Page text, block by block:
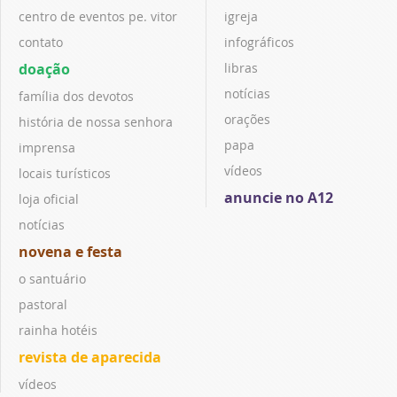
centro de eventos pe. vitor
contato
doação
família dos devotos
história de nossa senhora
imprensa
locais turísticos
loja oficial
notícias
novena e festa
o santuário
pastoral
rainha hotéis
revista de aparecida
vídeos
igreja
infográficos
libras
notícias
orações
papa
vídeos
anuncie no A12